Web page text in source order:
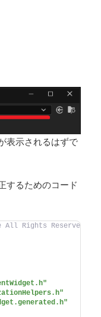
表示されるはずで
するためのコード
Rights Reserved.